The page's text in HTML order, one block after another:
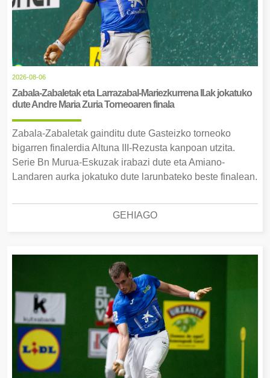
2026-08-06
Zabala-Zabaletak eta Larrazabal-Mariezkurrena II.ak jokatuko
dute Andre Maria Zuria Torneoaren finala
Zabala-Zabaletak gainditu dute Gasteizko torneoko
bigarren finalerdia Altuna III-Rezusta kanpoan utzita.
Serie Bn Murua-Eskuzak irabazi dute eta Amiano-
Landaren aurka jokatuko dute larunbateko beste finalean.
GEHIAGO